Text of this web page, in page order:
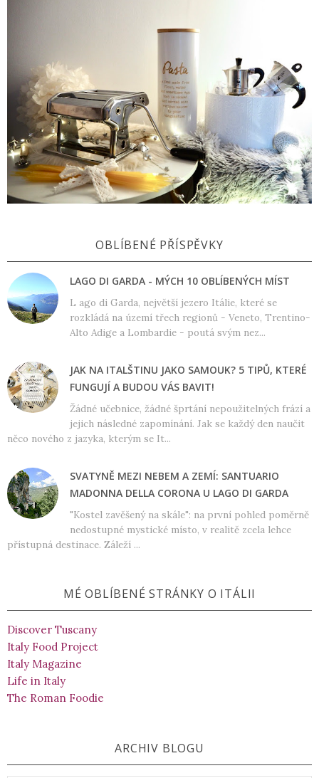
OBLÍBENÉ PŘÍSPĚVKY
LAGO DI GARDA - MÝCH 10 OBLÍBENÝCH MÍST
L ago di Garda, největší jezero Itálie, které se
rozkládá na území třech regionů - Veneto, Trentino-
Alto Adige a Lombardie - poutá svým nez...
JAK NA ITALŠTINU JAKO SAMOUK? 5 TIPŮ, KTERÉ
FUNGUJÍ A BUDOU VÁS BAVIT!
Žádné učebnice, žádné šprtání nepoužitelných frází a
jejich následné zapomínání. Jak se každý den naučit
něco nového z jazyka, kterým se It...
SVATYNĚ MEZI NEBEM A ZEMÍ: SANTUARIO
MADONNA DELLA CORONA U LAGO DI GARDA
"Kostel zavěšený na skále": na první pohled poměrně
nedostupné mystické místo, v realitě zcela lehce
přístupná destinace. Záleží ...
MÉ OBLÍBENÉ STRÁNKY O ITÁLII
Discover Tuscany
Italy Food Project
Italy Magazine
Life in Italy
The Roman Foodie
ARCHIV BLOGU